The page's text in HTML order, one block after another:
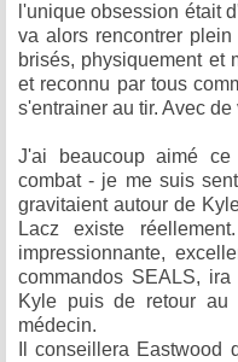
l'unique obsession était
va alors rencontrer
brisés, physiquement et
et reconnu par tous
s'entrainer au tir. Avec
J'ai beaucoup aimé
combat - je me suis
gravitaient autour de
Lacz existe
impressionnante,
commandos SEALS,
Kyle puis de retour
médecin.
Il conseillera